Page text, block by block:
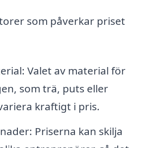
som påverkar priset
Valet av material för
som trä, puts eller
kraftigt i pris.
Priserna kan skilja